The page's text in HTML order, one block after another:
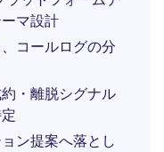
マ設計
コールログの分
・離脱シグナル
ン提案へ落とし